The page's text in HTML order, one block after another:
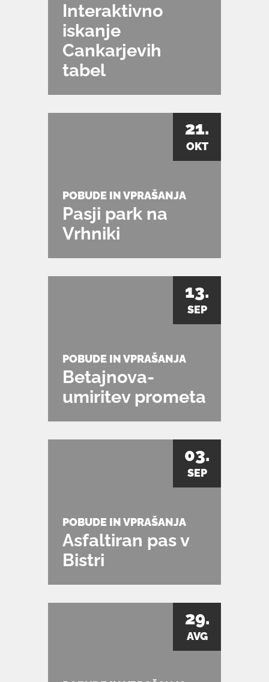
Interaktivno
iskanje
Cankarjevih
tabel
21.
OKT
POBUDE IN VPRAŠANJA
Pasji park na
Vrhniki
13.
SEP
POBUDE IN VPRAŠANJA
Betajnova-
umiritev prometa
03.
SEP
POBUDE IN VPRAŠANJA
Asfaltiran pas v
Bistri
29.
AVG